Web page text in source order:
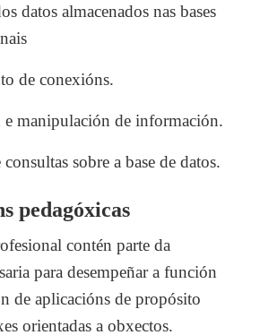
datos almacenados nas bases
de conexións.
e manipulación de información.
consultas sobre a base de datos.
pedagóxicas
contén parte da
para desempeñar a función
de aplicacións de propósito
orientadas a obxectos.